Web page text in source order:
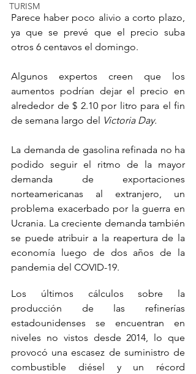
TURISM
Parece haber poco alivio a corto plazo,
ya que se prevé que el precio suba
otros 6 centavos el domingo.
Algunos expertos creen que los
aumentos podrían dejar el precio en
alrededor de $ 2.10 por litro para el fin
de semana largo del Victoria Day.
La demanda de gasolina refinada no ha
podido seguir el ritmo de la mayor
demanda de exportaciones
norteamericanas al extranjero, un
problema exacerbado por la guerra en
Ucrania. La creciente demanda también
se puede atribuir a la reapertura de la
economía luego de dos años de la
pandemia del COVID-19.
Los últimos cálculos sobre la
producción de las refinerías
estadounidenses se encuentran en
niveles no vistos desde 2014, lo que
provocó una escasez de suministro de
combustible diésel y un récord